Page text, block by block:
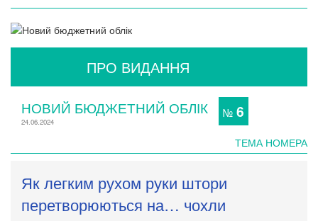
ПРО ВИДАННЯ
НОВИЙ БЮДЖЕТНИЙ ОБЛІК
24.06.2024
№ 6
ТЕМА НОМЕРА
Як легким рухом руки штори
перетворюються на… чохли